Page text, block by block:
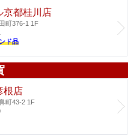
京都桂川店
町376-1 1F
ド品
根店
町43-2 1F